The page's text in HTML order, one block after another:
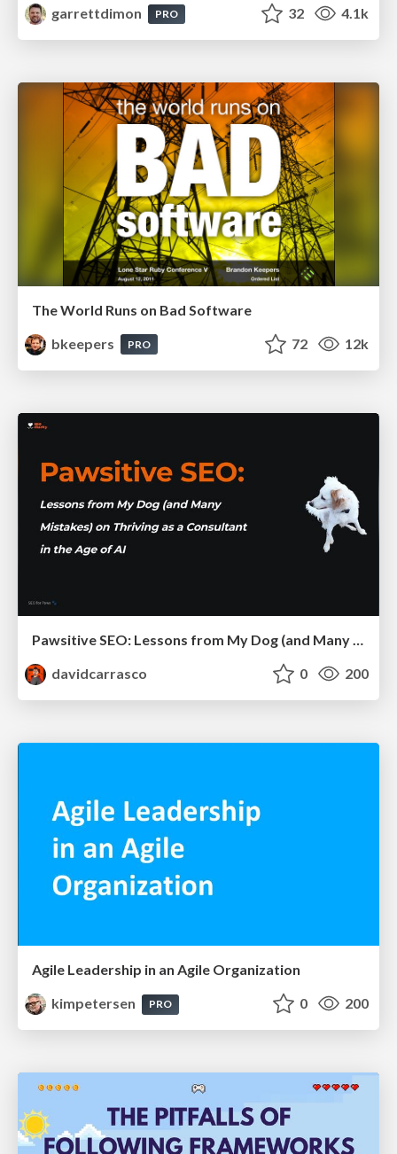
garrettdimon PRO 32 4.1k
The World Runs on Bad Software
bkeepers
PRO 72 12k
Pawsitive SEO: Lessons from My Dog (and Many Mistakes) on Thriving as a Consultant in the Age of AI
davidcarrasco
0 200
Agile Leadership in an Agile Organization
kimpetersen
PRO 0 200